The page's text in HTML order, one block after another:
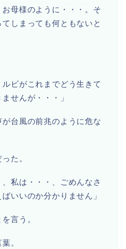
お母様のように・・・。そ
しまっても何ともないと
ルビがこれまでどう生きて
せんが・・・」
台風の前兆のように危な
た。
、私は・・・、ごめんなさ
いいのか分かりません」
言う。
。